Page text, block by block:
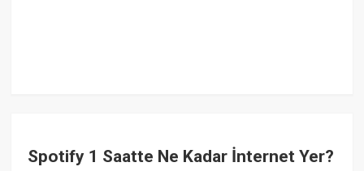
Spotify 1 Saatte Ne Kadar İnternet Yer?